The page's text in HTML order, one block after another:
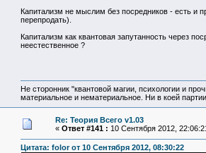
Капитализм не мыслим без посредников - есть и
перепродать).
Капитализм как квантовая запутанность через
неестественное ?
Не сторонник "квантовой магии, психологии и
материальное и нематериальное. Ни в коей
Re: Теория Всего v1.03
« Ответ #141 : 10 Сентября 2012,
Цитата: folor от 10 Сентября 2012, 08:30:22